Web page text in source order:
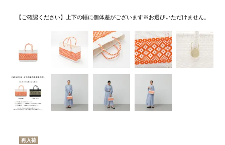
【ご確認ください】上下の幅に個体差がございます※お選びいただけません。
再入荷